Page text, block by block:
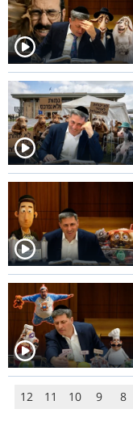
8
9
10
11
12